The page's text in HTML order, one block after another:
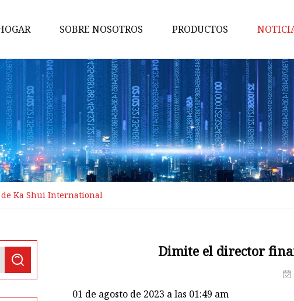
SOBRE NOSOTROS PRODUCTOS
Piezas estampadas
Piezas de forja
Moldeo por inyección
Fundición de inversión
Fundición a presión de
Mecanizado CNC de
Ka Shui International
Dimite el director
01 de agosto de 2023 a las 01:49 am